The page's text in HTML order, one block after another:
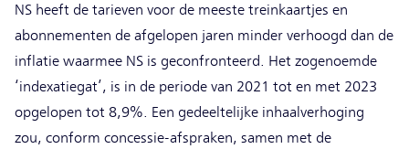
NS heeft de tarieven voor de meeste treinkaartjes en
abonnementen de afgelopen jaren minder verhoogd dan de
inflatie waarmee NS is geconfronteerd. Het zogenoemde
‘indexatiegat’, is in de periode van 2021 tot en met 2023
opgelopen tot 8,9%. Een gedeeltelijke inhaalverhoging
zou, conform concessie-afspraken, samen met de